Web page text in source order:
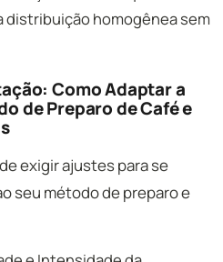
distribuição homogênea sem
Como Adaptar a
de Preparo de Café e
exigir ajustes para se
seu método de preparo e